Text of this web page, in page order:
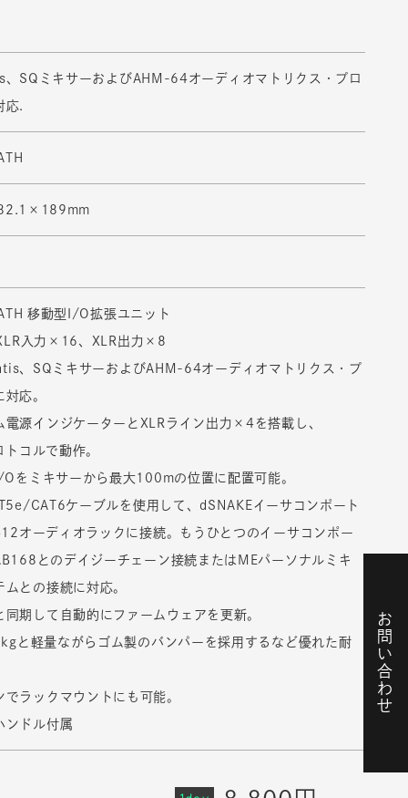
お問い合わせ
SQミキサーおよびAHM-64オーディオマトリクス・プロ
応.
移動型I/O拡張ユニット
入力×16、XLR出力×8
、SQミキサーおよびAHM-64オーディオマトリクス・プ
対応。
源インジケーターとXLRライン出力×4を搭載し、
コルで動作。
をミキサーから最大100mの位置に配置可能。
CAT6ケーブルを使用して、dSNAKEイーサコンポート
オーディオラックに接続。もうひとつのイーサコンポー
とのデイジーチェーン接続またはMEパーソナルミキ
ムとの接続に対応。
期して自動的にファームウェアを更新。
と軽量ながらゴム製のバンパーを採用するなど優れた耐
ラックマウントにも可能。
ドル付属